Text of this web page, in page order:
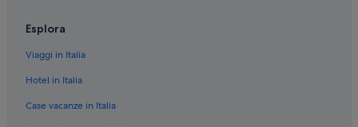
Angri: Case private in affitto
Angri: B&B
Angri: Aparthotel
Angri: Ostelli
Esplora
Viaggi in Italia
Hotel in Italia
Case vacanze in Italia